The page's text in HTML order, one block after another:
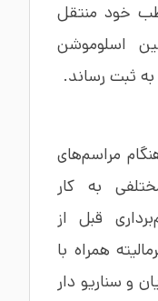
خود منتقل
اسلوموشن
ثبت رساند.
مراسم‌های
به کار
قبل از
همراه با
و سناریو دار